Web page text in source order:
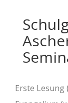
Erste Lesung